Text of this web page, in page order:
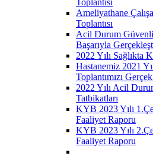
Ameliyathane
Toplantısı
Acil Durum
Başarıyla
2022 Yılı Sağlıkta
Hastanemiz 2021
Toplantımızı
2022 Yılı Acil
Tatbikatları
KYB 2023 Yılı
Faaliyet Raporu
KYB 2023 Yılı
Faaliyet Raporu